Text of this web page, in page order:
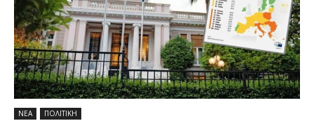
ΝΕΑ ΠΟΛΙΤΙΚΗ